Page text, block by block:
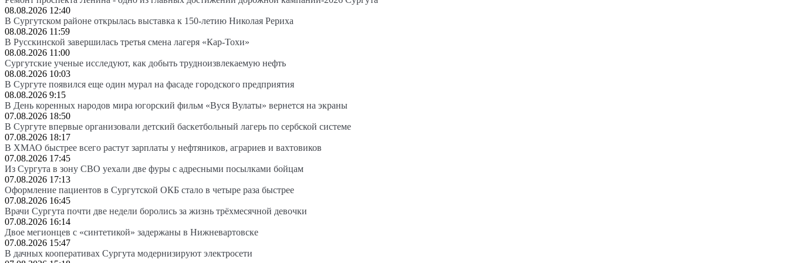
08.08.2026 12:40
В Сургутском районе открылась выставка к 150-летию Николая Рериха
08.08.2026 11:59
В Русскинской завершилась третья смена лагеря «Кар-Тохи»
08.08.2026 11:00
Сургутские ученые исследуют, как добыть трудноизвлекаемую нефть
08.08.2026 10:03
В Сургуте появился еще один мурал на фасаде городского предприятия
08.08.2026 9:15
В День коренных народов мира югорский фильм «Вуся Вулаты» вернется на экраны
07.08.2026 18:50
В Сургуте впервые организовали детский баскетбольный лагерь по сербской системе
07.08.2026 18:17
В ХМАО быстрее всего растут зарплаты у нефтяников, аграриев и вахтовиков
07.08.2026 17:45
Из Сургута в зону СВО уехали две фуры с адресными посылками бойцам
07.08.2026 17:13
Оформление пациентов в Сургутской ОКБ стало в четыре раза быстрее
07.08.2026 16:45
Врачи Сургута почти две недели боролись за жизнь трёхмесячной девочки
07.08.2026 16:14
Двое мегионцев с «синтетикой» задержаны в Нижневартовске
07.08.2026 15:47
В дачных кооперативах Сургута модернизируют электросети